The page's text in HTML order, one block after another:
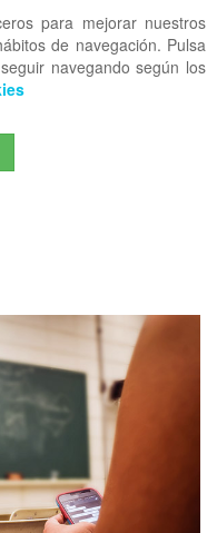
para mejorar nuestros
de navegación. Pulsa
navegando según los